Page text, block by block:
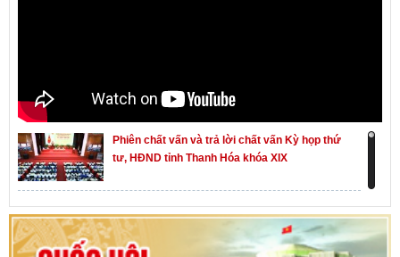
Phiên chất vấn và trả lời chất vấn Kỳ họp thứ
tư, HĐND tỉnh Thanh Hóa khóa XIX
Khai mạc kỳ họp thứ Nhất, Quốc hội khóa XVI